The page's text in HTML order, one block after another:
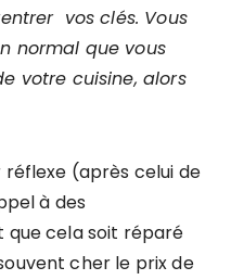
vos clés. Vous
normal que vous
votre cuisine, alors
(après celui de
à des
que cela soit réparé
cher le prix de